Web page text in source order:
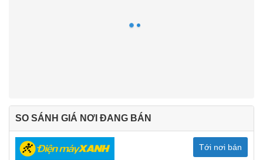
SO SÁNH GIÁ NƠI ĐANG BÁN
Tới nơi bán